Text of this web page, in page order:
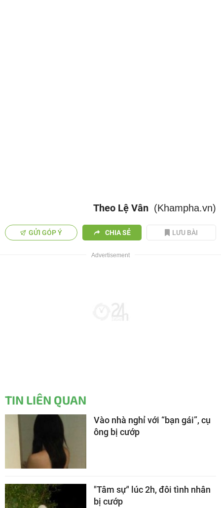
Theo Lệ Vân (Khampha.vn)
GỬI GÓP Ý CHIA SẺ LƯU BÀI
TIN LIÊN QUAN
Vào nhà nghỉ với “bạn gái”, cụ
ông bị cướp
"Tâm sự" lúc 2h, đôi tình nhân
bị cướp